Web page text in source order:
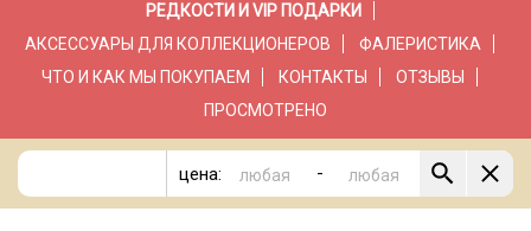
РЕДКОСТИ И VIP ПОДАРКИ
АКСЕССУАРЫ ДЛЯ КОЛЛЕКЦИОНЕРОВ
ФАЛЕРИСТИКА
ЧТО И КАК МЫ ПОКУПАЕМ
КОНТАКТЫ
ОТЗЫВЫ
ПРОСМОТРЕНО
цена: -